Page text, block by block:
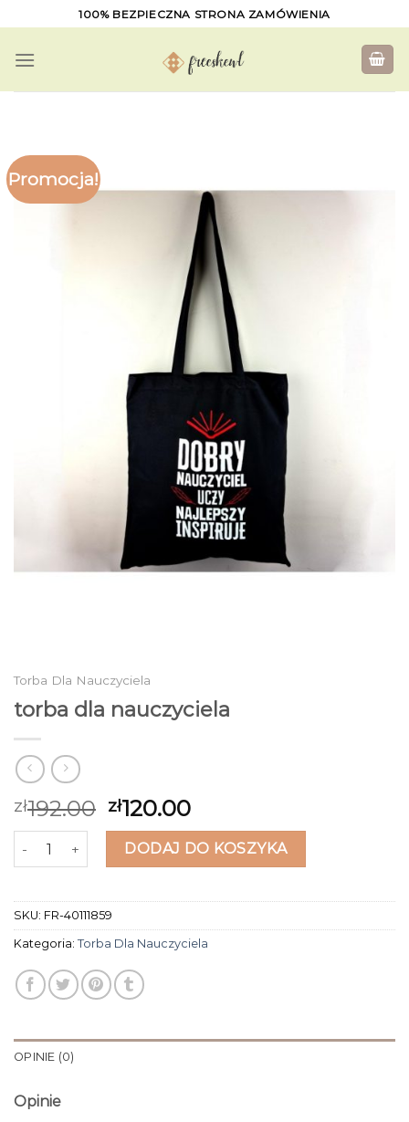
to
content
100% BEZPIECZNA STRONA ZAMÓWIENIA
Promocja!
Torba Dla Nauczyciela
torba dla nauczyciela
zł192.00 zł120.00
ilość torba dla nauczycielaDODAJ DO KOSZYKA
SKU: FR-40111859
Kategoria: Torba Dla Nauczyciela
OPINIE (0)
Opinie